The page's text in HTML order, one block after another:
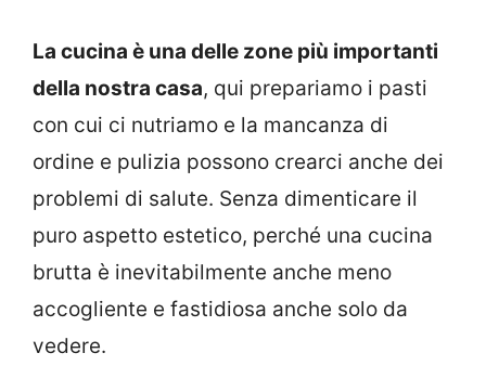
La cucina è una delle zone più importanti
della nostra casa, qui prepariamo i pasti
con cui ci nutriamo e la mancanza di
ordine e pulizia possono crearci anche dei
problemi di salute. Senza dimenticare il
puro aspetto estetico, perché una cucina
brutta è inevitabilmente anche meno
accogliente e fastidiosa anche solo da
vedere.